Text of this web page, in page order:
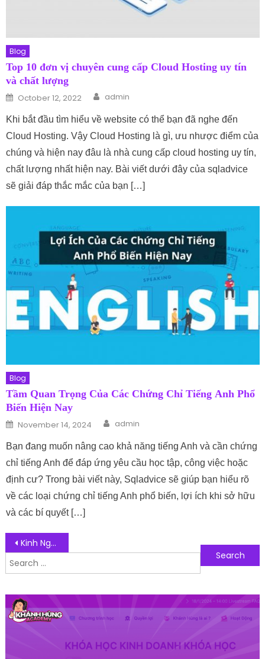
Blog
Top 10 đơn vị chuyên cung cấp Cloud Hosting uy tín
và chất lượng
Posted on
October 12, 2022 Author
admin
Khi bắt đầu tìm hiểu về website có thể bạn đã nghe đến
Cloud Hosting. Vậy Cloud Hosting là gì, ưu nhược điểm của
chúng và hiện nay đâu là nhà cung cấp cloud hosting uy tín,
chất lượng nhất hiện nay. Bài viết dưới đây của sqladvice
sẽ giải đáp thắc mắc của bạn […]
Blog
Tầm Quan Trọng Của Các Chứng Chỉ Tiếng Anh Phổ
Biến Hiện Nay
Posted on
November 14, 2024 Author
admin
Bạn đang muốn nâng cao khả năng tiếng Anh và cần chứng
chỉ tiếng Anh để đáp ứng yêu cầu học tập, công việc hoặc
định cư? Trong bài viết này, Sqladvice sẽ giúp bạn hiểu rõ
về các loại chứng chỉ tiếng Anh phổ biến, lợi ích khi sở hữu
và các bí quyết […]
Post navigation
Kinh Nghiệm Tìm Nguồn Hàng Đồ Ăn Vặt Trung Quốc Chất Lượng
Search for:
Follow